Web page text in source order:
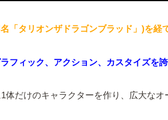
「タリオンザドラゴンブラッド」)を
フィック、アクション、カスタイズを誇
だけのキャラクターを作り、広大なオ